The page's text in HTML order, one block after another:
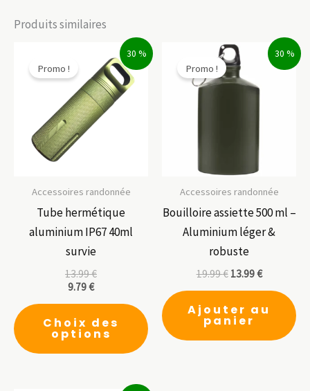
Produits similaires
30 %
Promo !
Accessoires randonnée
Tube hermétique
aluminium IP67 40ml
survie
13.99€
9.79€
Choix des
options
produit
variations.
30 %
Promo !
Accessoires randonnée
Bouilloire assiette 500 ml –
Aluminium léger &
robuste
19.99€ 13.99€
Ajouter au
panier